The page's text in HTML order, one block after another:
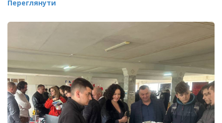
Переглянути